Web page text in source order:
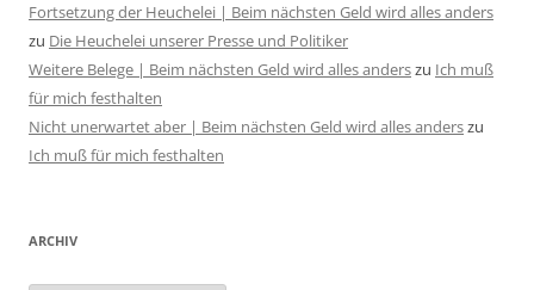
Fortsetzung der Heuchelei | Beim nächsten Geld wird alles anders
zu Die Heuchelei unserer Presse und Politiker
Weitere Belege | Beim nächsten Geld wird alles anderszu Ich muß
für mich festhalten
Nicht unerwartet aber | Beim nächsten Geld wird alles anderszu
Ich muß für mich festhalten
ARCHIV